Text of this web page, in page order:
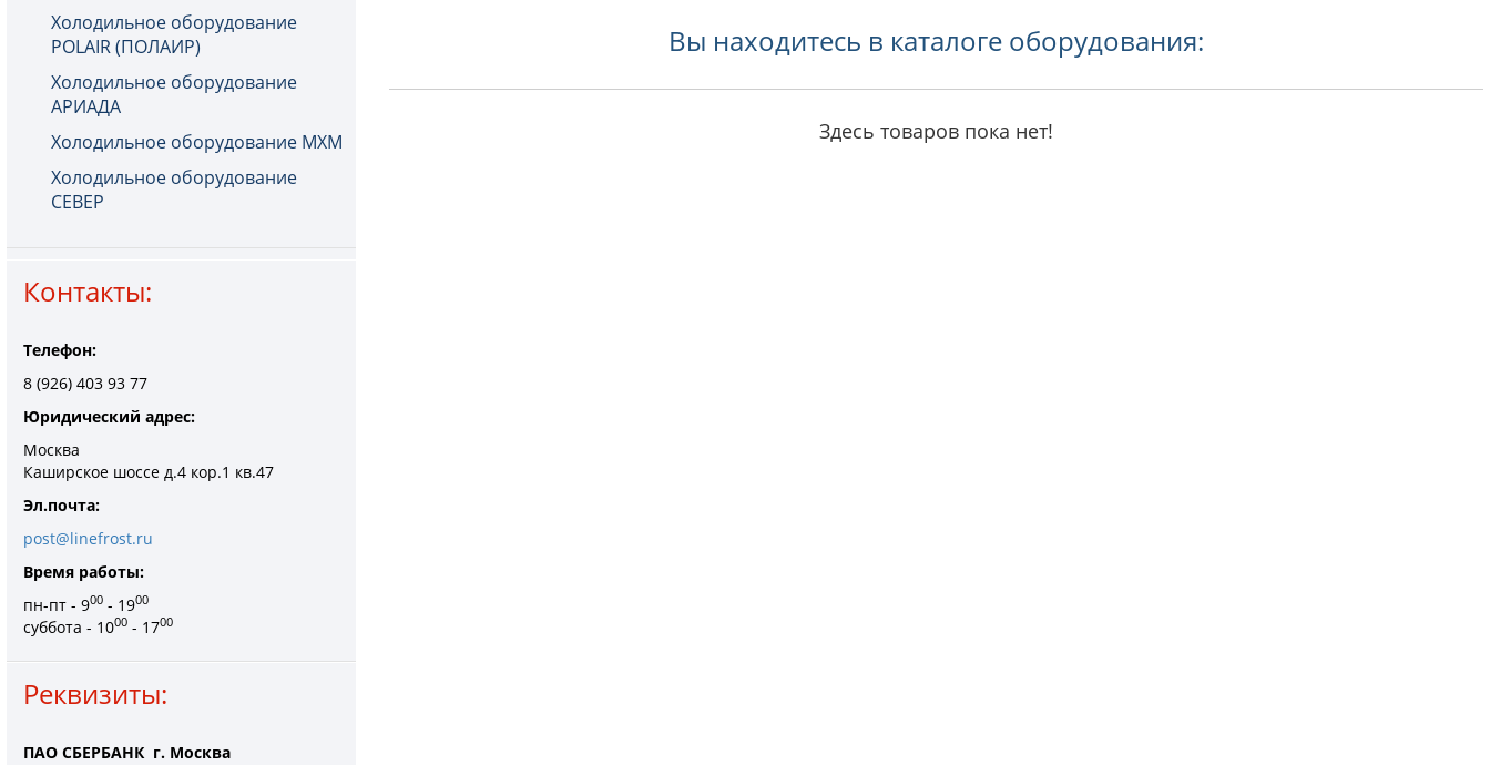
Холодильное оборудование
POLAIR (ПОЛАИР)
Холодильное оборудование
АРИАДА
Холодильное оборудование МХМ
Холодильное оборудование
СЕВЕР
Контакты:
Телефон:
8 (926) 403 93 77
Юридический адрес:
Москва
Каширское шоссе д.4 кор.1 кв.47
Эл.почта:
post@linefrost.ru
Время работы:
пн-пт - 900 - 1900
суббота - 1000 - 1700
Реквизиты:
ПАО СБЕРБАНК г. Москва
Вы находитесь в каталоге оборудования:
Здесь товаров пока нет!